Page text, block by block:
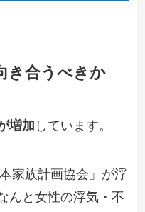
き合うべきか
増加 しています。
家族計画協会」が浮
んと女性の浮気・不